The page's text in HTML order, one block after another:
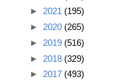
► 2021 (195)
► 2020 (265)
► 2019 (516)
► 2018 (329)
► 2017 (493)